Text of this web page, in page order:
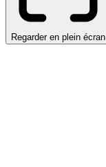
Regarder en plein écran